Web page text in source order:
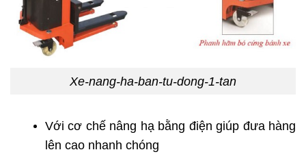
Xe-nang-ha-ban-tu-dong-1-tan
Với cơ chế nâng hạ bằng điện giúp đưa hàng
lên cao nhanh chóng